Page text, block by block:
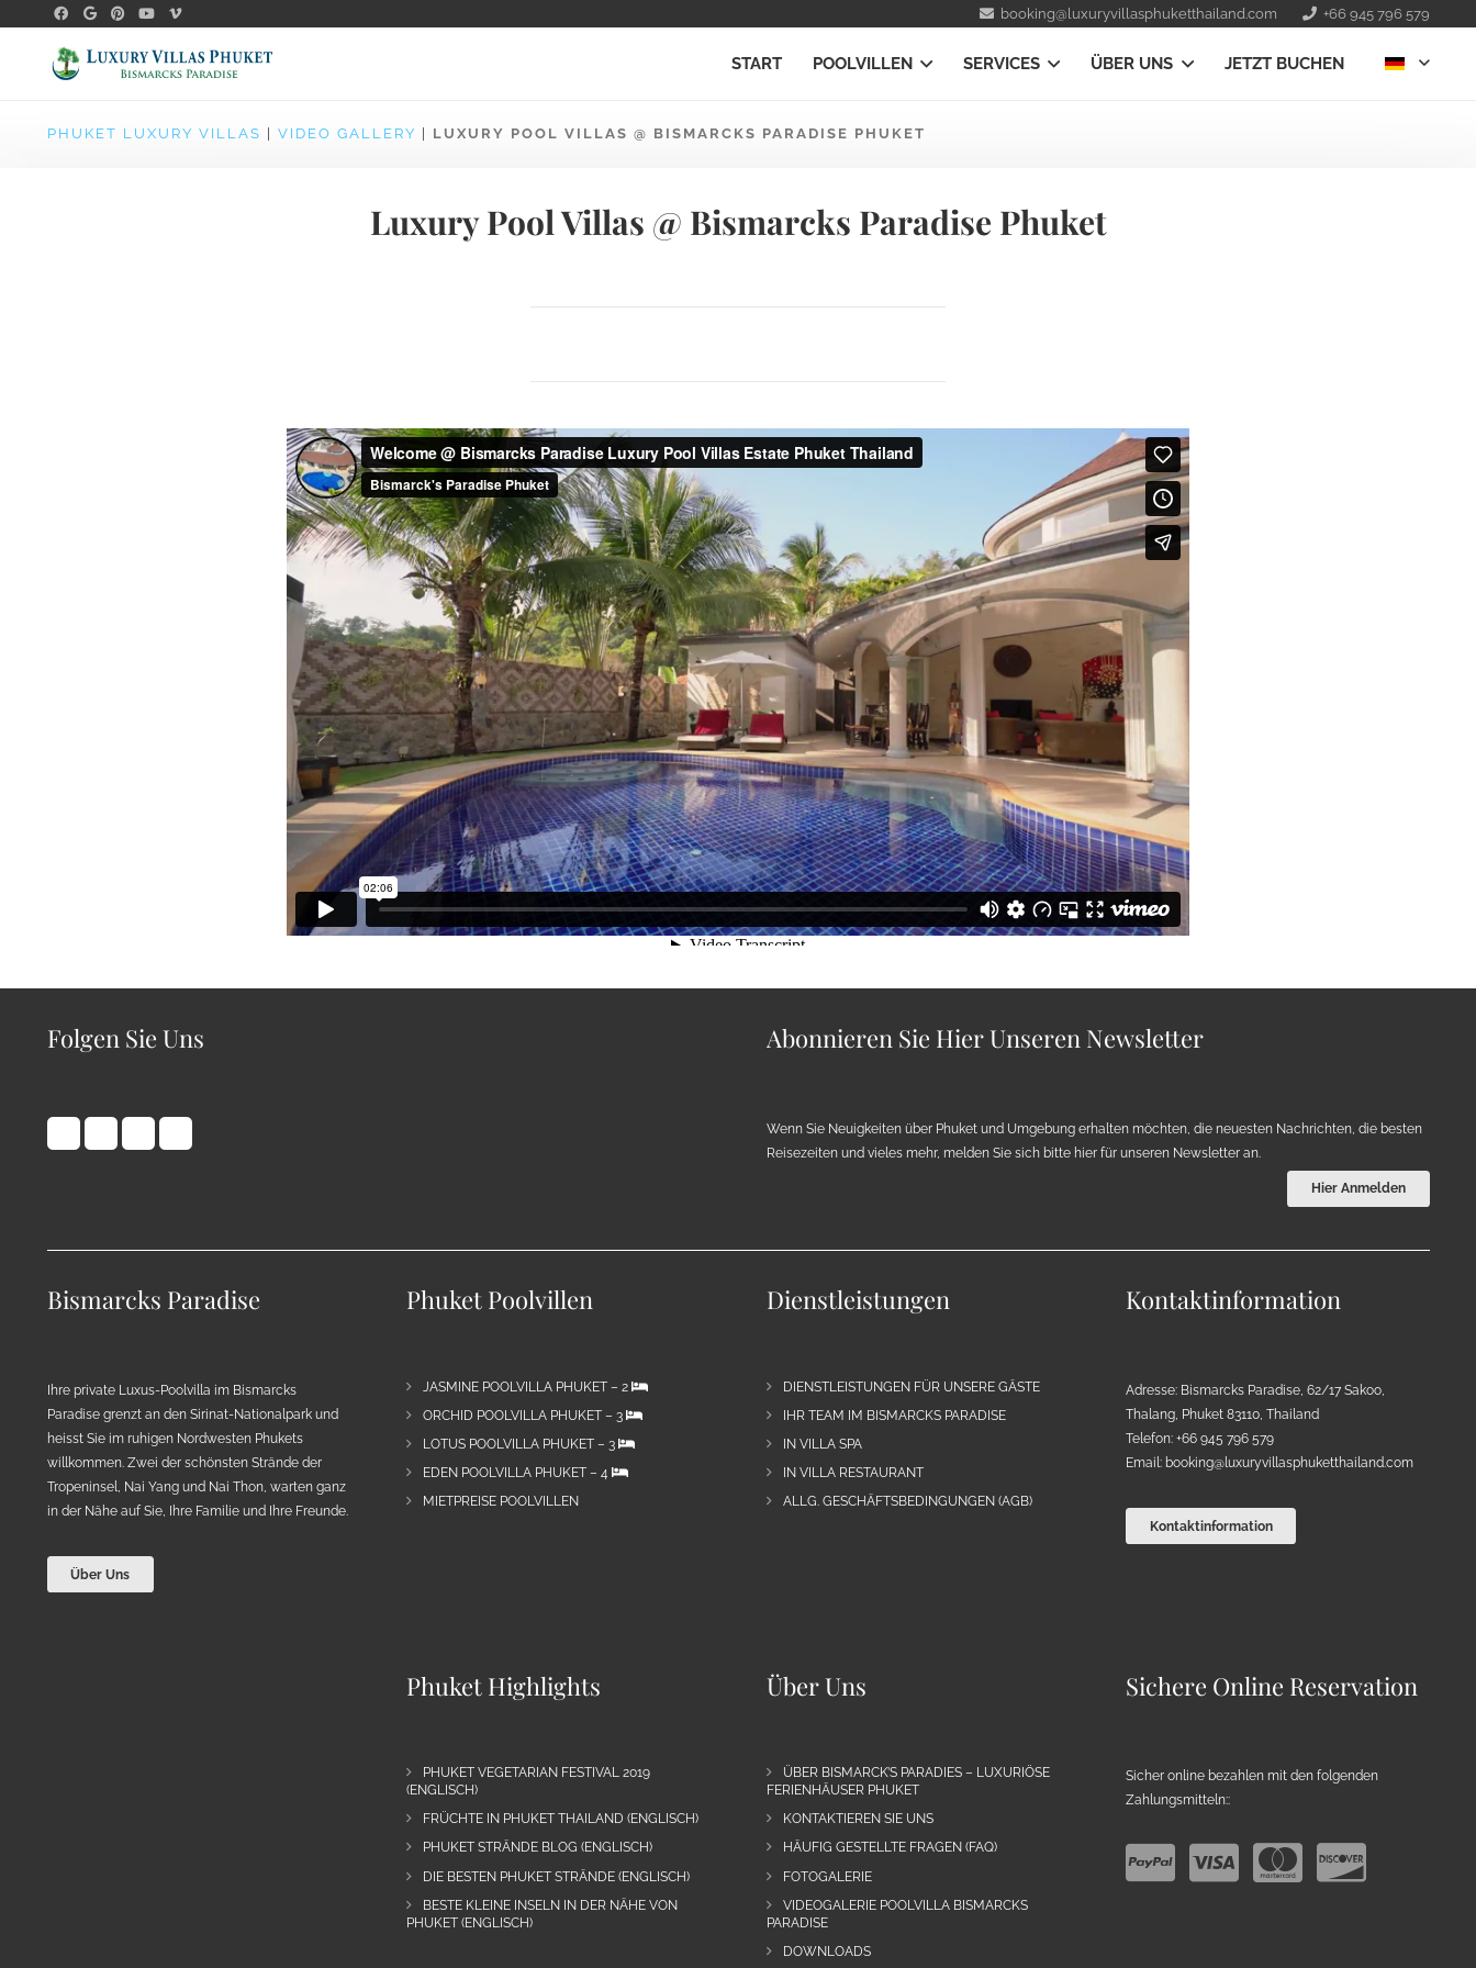
booking@luxuryvillasphuketthailand.com +66 945 796 579
START POOLVILLEN SERVICES ÜBER UNS JETZT BUCHEN
PHUKET LUXURY VILLAS VIDEO GALLERY LUXURY POOL VILLAS @ BISMARCKS PARADISE PHUKET
Luxury Pool Villas @ Bismarcks Paradise Phuket
Folgen Sie Uns Abonnieren Sie Hier Unseren Newsletter
Wenn Sie Neuigkeiten über Phuket und Umgebung erhalten möchten, die neuesten Nachrichten, die besten
Reisezeiten und vieles mehr, melden Sie sich bitte hier für unseren Newsletter an.
Hier Anmelden
Bismarcks Paradise
Ihre private Luxus-Poolvilla im Bismarcks
Paradise grenzt an den Sirinat-Nationalpark und
heisst Sie im ruhigen Nordwesten Phukets
willkommen. Zwei der schönsten Strände der
Tropeninsel, Nai Yang und Nai Thon, warten ganz
in der Nähe auf Sie, Ihre Familie und Ihre Freunde.
Über Uns
Phuket Poolvillen
JASMINE POOLVILLA PHUKET – 2
ORCHID POOLVILLA PHUKET – 3
LOTUS POOLVILLA PHUKET – 3
EDEN POOLVILLA PHUKET – 4
MIETPREISE POOLVILLEN
Dienstleistungen
DIENSTLEISTUNGEN FÜR UNSERE GÄSTE
IHR TEAM IM BISMARCKS PARADISE
IN VILLA SPA
IN VILLA RESTAURANT
ALLG. GESCHÄFTSBEDINGUNGEN (AGB)
Kontaktinformation
Adresse: Bismarcks Paradise, 62/17 Sakoo,
Thalang, Phuket 83110, Thailand
Telefon: +66 945 796 579
Email: booking@luxuryvillasphuketthailand.com
Kontaktinformation
Phuket Highlights
PHUKET VEGETARIAN FESTIVAL 2019
(ENGLISCH)
FRÜCHTE IN PHUKET THAILAND (ENGLISCH)
PHUKET STRÄNDE BLOG (ENGLISCH)
DIE BESTEN PHUKET STRÄNDE (ENGLISCH)
BESTE KLEINE INSELN IN DER NÄHE VON
PHUKET (ENGLISCH)
Über Uns
ÜBER BISMARCK’S PARADIES – LUXURIÖSE
FERIENHÄUSER PHUKET
KONTAKTIEREN SIE UNS
HÄUFIG GESTELLTE FRAGEN (FAQ)
FOTOGALERIE
VIDEOGALERIE POOLVILLA BISMARCKS
PARADISE
DOWNLOADS
Sichere Online Reservation
Sicher online bezahlen mit den folgenden
Zahlungsmitteln::